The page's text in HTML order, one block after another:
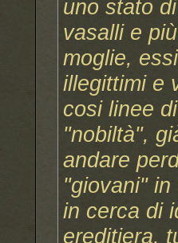
uno stato
vasalli e
moglie,
illegittimi e
cosi linee
"nobiltà",
andare
"giovani"
in cerca di
ereditiera,